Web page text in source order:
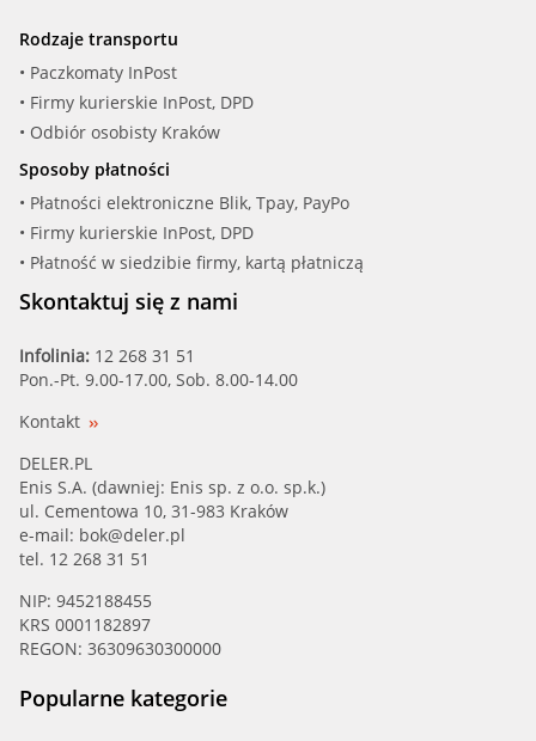
Rodzaje transportu
• Paczkomaty InPost
• Firmy kurierskie InPost, DPD
• Odbiór osobisty Kraków
Sposoby płatności
• Płatności elektroniczne Blik, Tpay, PayPo
• Firmy kurierskie InPost, DPD
• Płatność w siedzibie firmy, kartą płatniczą
Skontaktuj się z nami
Infolinia: 12 268 31 51
Pon.-Pt. 9.00-17.00, Sob. 8.00-14.00
Kontakt
DELER.PL
Enis S.A. (dawniej: Enis sp. z o.o. sp.k.)
ul. Cementowa 10, 31-983 Kraków
e-mail: bok@deler.pl
tel. 12 268 31 51
NIP: 9452188455
KRS 0001182897
REGON: 36309630300000
Popularne kategorie